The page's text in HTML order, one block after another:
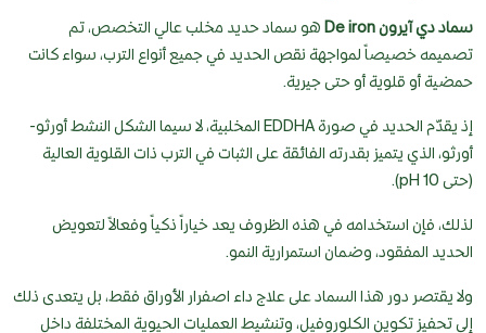
سماد دي آيرون De iron
هو سماد حديد مخلب عالي التخصص، تم
تصميمه خصيصاً لمواجهة نقص الحديد في جميع أنواع الترب، سواء كانت
حمضية أو قلوية أو حتى جيرية.
إذ يقدّم الحديد في صورة EDDHA المخلبية، لا سيما الشكل النشط أورثو-
أورثو، الذي يتميز بقدرته الفائقة على الثبات في الترب ذات القلوية العالية
(حتى pH 10).
لذلك، فإن استخدامه في هذه الظروف يعد خياراً ذكياً وفعالاً لتعويض
الحديد المفقود، وضمان استمرارية النمو.
ولا يقتصر دور هذا السماد على علاج داء اصفرار الأوراق فقط، بل يتعدى ذلك
إلى تحفيز تكوين الكلوروفيل، وتنشيط العمليات الحيوية المختلفة داخل